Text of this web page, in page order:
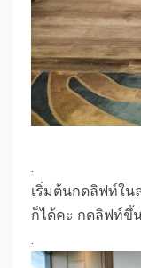
.
เริ่มต้นกดลิฟท์ใน
ก็ได้คะ กดลิฟท์ขึ้
.